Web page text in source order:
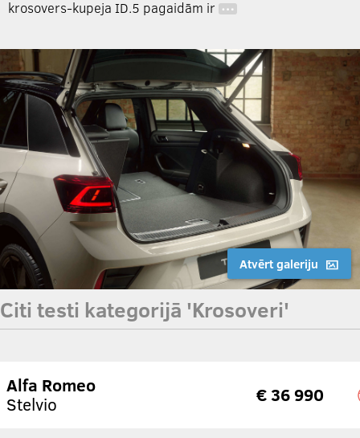
krosovers-kupeja ID.5 pagaidām ir …
Atvērt galeriju
Citi testi kategorijā 'Krosoveri'
Alfa Romeo
Stelvio
€ 36 990